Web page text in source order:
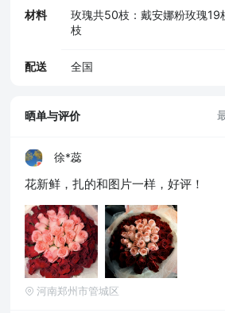
材料
玫瑰共50枝：戴安娜粉玫瑰19
枝
配送 全国
晒单与评价
徐*蕊
花新鲜，扎的和图片一样，好评！
河南郑州市管城区